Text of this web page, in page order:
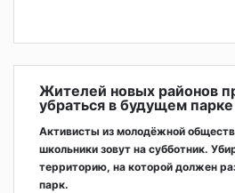
Жителей новых районов
убраться в будущем парке
Активисты из молодёжной
школьники зовут на субботник.
территорию, на которой должен
парк.